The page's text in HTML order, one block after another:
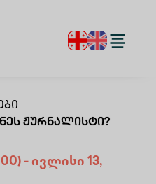
Ჟურნალისტი?
00) - ივლისი 13,